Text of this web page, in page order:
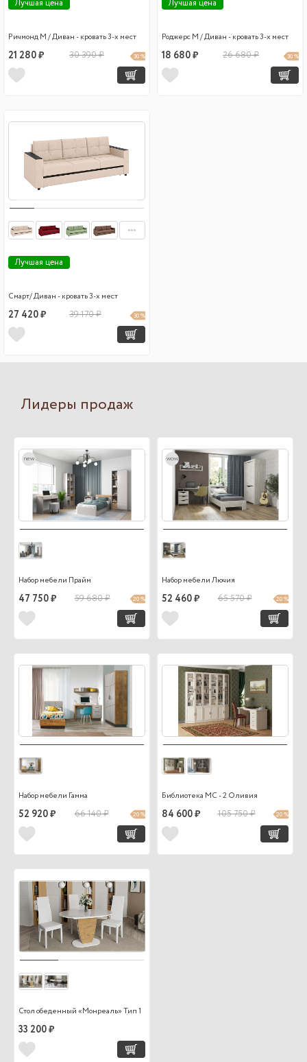
Лучшая цена
Ричмонд М / Диван - кровать 3-х мест
21 280 ₽ 30 390 ₽ 30 %
Лучшая цена
Роджерс М / Диван - кровать 3-х мест
18 680 ₽ 26 680 ₽ 30 %
Лучшая цена
Смарт/ Диван - кровать 3-х мест
27 420 ₽ 39 170 ₽ 30 %
Лидеры продаж
new
Набор мебели Прайм
47 750 ₽ 59 680 ₽ 20 %
wow
Набор мебели Лючия
52 460 ₽ 65 570 ₽ 20 %
Набор мебели Гамма
52 920 ₽ 66 140 ₽ 20 %
Библиотека МС - 2 Оливия
84 600 ₽ 105 750 ₽ 20 %
Стол обеденный «Монреаль» Тип 1
33 200 ₽